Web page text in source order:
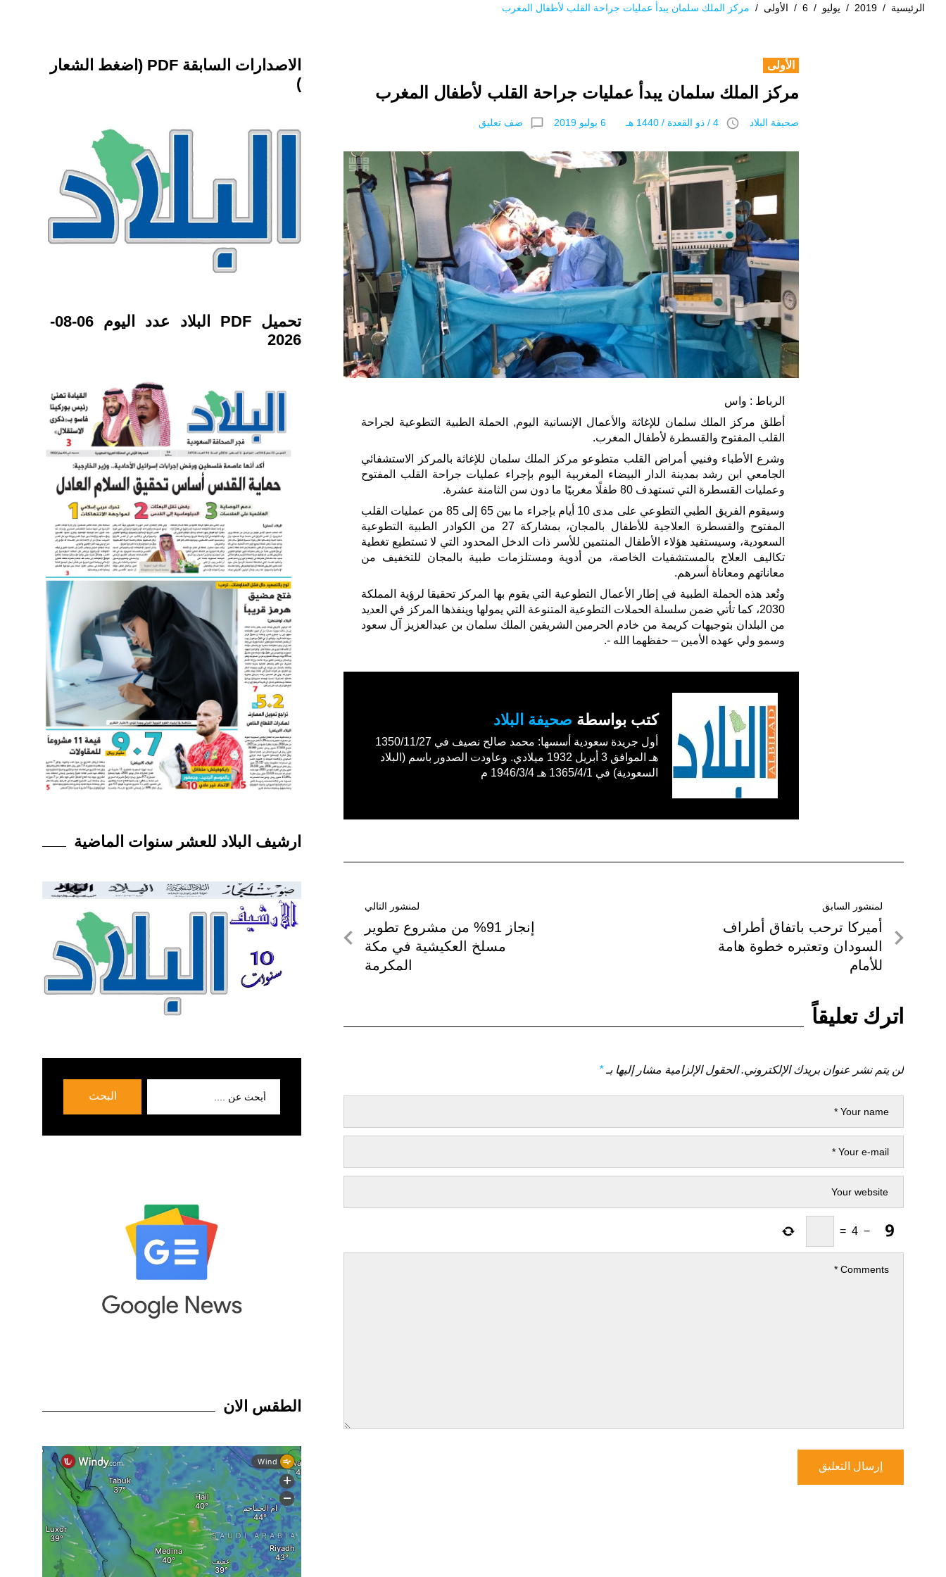
الرئيسية /
2019
/ يوليو /
6
/ الأولى / مركز الملك سلمان يبدأ عمليات جراحة القلب لأطفال المغرب
الأولى
مركز الملك سلمان يبدأ عمليات جراحة القلب لأطفال المغرب
صحيفة البلاد access_time 4 / ذو القعدة / 1440 هـ 6 يوليو 2019 chat_bubble_outline ضف تعليق
الرباط : واس
أطلق مركز الملك سلمان للإغاثة والأعمال الإنسانية اليوم, الحملة الطبية التطوعية لجراحة
القلب المفتوح والقسطرة لأطفال المغرب.
وشرع الأطباء وفنيي أمراض القلب متطوعو مركز الملك سلمان للإغاثة بالمركز الاستشفائي
الجامعي ابن رشد بمدينة الدار البيضاء المغربية اليوم بإجراء عمليات جراحة القلب المفتوح
وعمليات القسطرة التي تستهدف 80 طفلًا مغربيًا ما دون سن الثامنة عشرة.
وسيقوم الفريق الطبي التطوعي على مدى 10 أيام بإجراء ما بين 65 إلى 85 من عمليات القلب
المفتوح والقسطرة العلاجية للأطفال بالمجان، بمشاركة 27 من الكوادر الطبية التطوعية
السعودية، وسيستفيد هؤلاء الأطفال المنتمين للأسر ذات الدخل المحدود التي لا تستطيع تغطية
تكاليف العلاج بالمستشفيات الخاصة، من أدوية ومستلزمات طبية بالمجان للتخفيف من
معاناتهم ومعاناة أسرهم.
وتُعد هذه الحملة الطبية في إطار الأعمال التطوعية التي يقوم بها المركز تحقيقا لرؤية المملكة
2030، كما تأتي ضمن سلسلة الحملات التطوعية المتنوعة التي يمولها وينفذها المركز في العديد
من البلدان بتوجيهات كريمة من خادم الحرمين الشريفين الملك سلمان بن عبدالعزيز آل سعود
وسمو ولي عهده الأمين – حفظهما الله -.
كتب بواسطة صحيفة البلاد
أول جريدة سعودية أسسها: محمد صالح نصيف في 1350/11/27
هـ الموافق 3 أبريل 1932 ميلادي. وعاودت الصدور باسم (البلاد
السعودية) في 1365/4/1 هـ 1946/3/4 م
تصفّح
المقالات
لمنشور السابق
لمنشور
السابق
أميركا ترحب باتفاق أطراف
السودان وتعتبره خطوة هامة
للأمام
لمنشور التالي
لمنشور
التالي
إنجاز 91% من مشروع تطوير
مسلخ العكيشية في مكة
المكرمة
اترك تعليقاً
لن يتم نشر عنوان بريدك الإلكتروني. الحقول الإلزامية مشار إليها بـ*
−
4
=
الاصدارات السابقة PDF (اضغط الشعار
)
تحميل PDF البلاد عدد اليوم 06-08-
2026
ارشيف البلاد للعشر سنوات الماضية
البحث
الطقس الان